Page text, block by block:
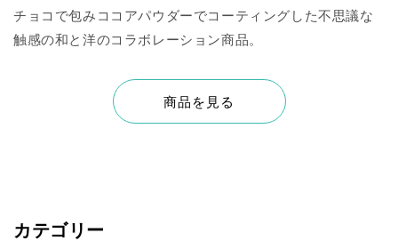
チョコで包みココアパウダーでコーティングした不思議な
触感の和と洋のコラボレーション商品。
商品を見る
カテゴリー